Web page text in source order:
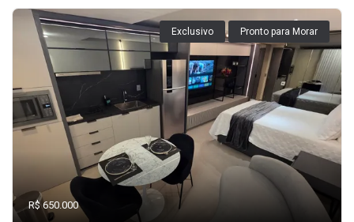
Exclusivo Pronto para Morar
R$ 650.000